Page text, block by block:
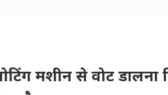
मशीन से वोट